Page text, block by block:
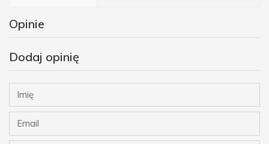
Opinie
Dodaj opinię